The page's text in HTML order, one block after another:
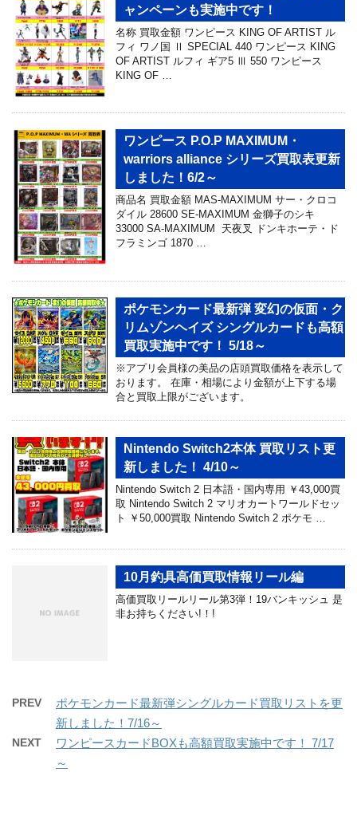
ャンペーンも実施中です！
名称 買取金額 ワンピース KING OF ARTIST ル
フィ ワノ国 Ⅱ SPECIAL 440 ワンピース KING
OF ARTIST ルフィ ギア5 Ⅲ 550 ワンピース
KING OF …
ワンピース P.O.P MAXIMUM・
warriors alliance シリーズ買取表更新
しました！6/2～
商品名 買取金額 MAS-MAXIMUM サー・クロコ
ダイル 28600 SE-MAXIMUM 金獅子のシキ
33000 SA-MAXIMUM 天夜叉 ドンキホーテ・ド
フラミンゴ 1870 …
ポケモンカード最新弾 変幻の仮面・ク
リムゾンヘイズ シングルカードも高額
買取実施中です！ 5/18～
※アプリ会員様の美品の店頭買取価格を表示して
おります。 在庫・相場により金額が上下する場
合と買取上限がございます。
Nintendo Switch2本体 買取リスト更
新しました！ 4/10～
Nintendo Switch 2 日本語・国内専用 ￥43,000買
取 Nintendo Switch 2 マリオカートワールドセッ
ト ￥50,000買取 Nintendo Switch 2 ポケモ …
10月釣具高価買取情報リール編
高価買取リールリール第3弾！19バンキッシュ 是
非お持ちください!！!
PREV
ポケモンカード最新弾シングルカード買取リストを更
新しました！7/16～
NEXT
ワンピースカードBOXも高額買取実施中です！ 7/17
～